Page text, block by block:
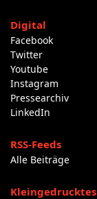
Digital
Facebook
Twitter
Youtube
Instagram
Pressearchiv
LinkedIn
RSS-Feeds
Alle Beiträge
Kleingedrucktes